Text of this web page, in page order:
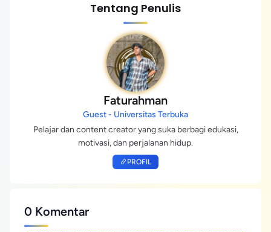
Tentang Penulis
Faturahman
Guest - Universitas Terbuka
Pelajar dan content creator yang suka berbagi edukasi,
motivasi, dan perjalanan hidup.
PROFIL
0 Komentar